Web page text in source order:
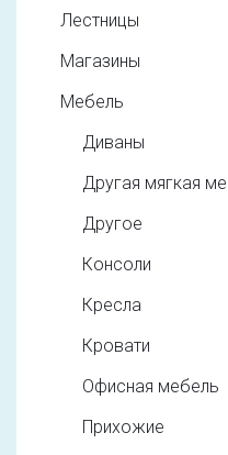
Лестницы
Магазины
Мебель
Диваны
Другая мягкая
Другое
Консоли
Кресла
Кровати
Офисная мебель
Прихожие